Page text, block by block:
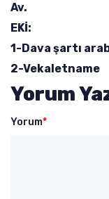
Av.
EKİ:
1-Dava şartı
2-Vekaletname
Yorum
Yorum*